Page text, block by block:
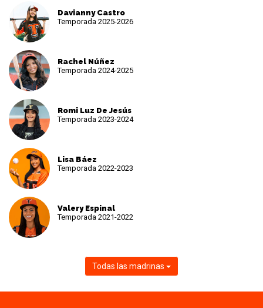
Davianny Castro
Temporada 2025-2026
Rachel Núñez
Temporada 2024-2025
Romi Luz De Jesús
Temporada 2023-2024
Lisa Báez
Temporada 2022-2023
Valery Espinal
Temporada 2021-2022
Todas las madrinas